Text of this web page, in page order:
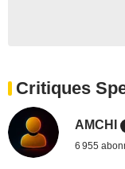
Critiques
AMCHI
6 955